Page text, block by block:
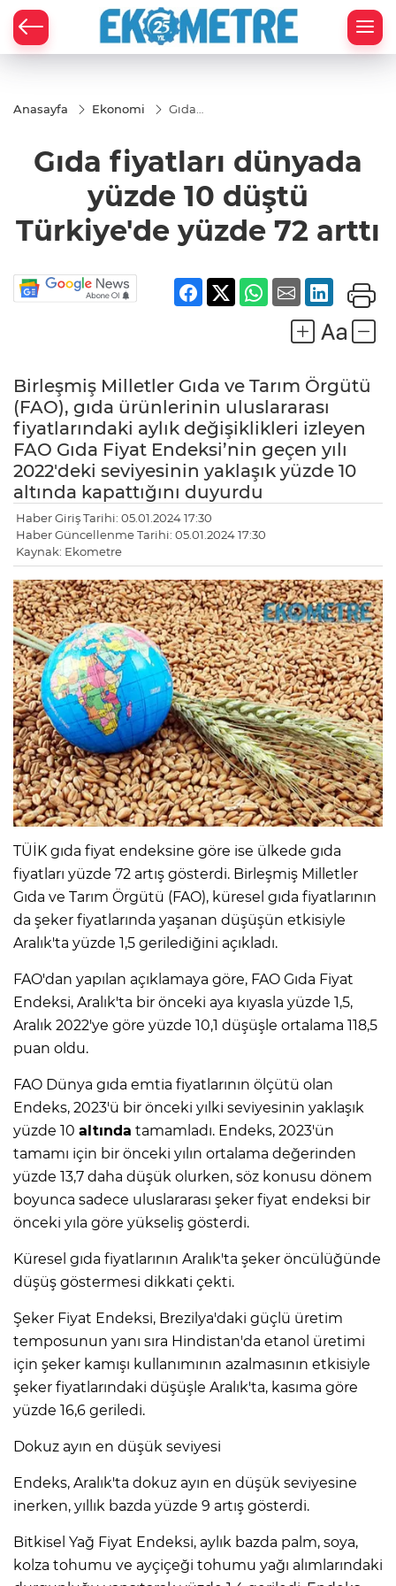
Anasayfa Ekonomi
Gıda
yüzde 10
düştü
yüzde 72
arttı
Gıda fiyatları dünyada
yüzde 10 düştü
Türkiye'de yüzde 72 arttı
Birleşmiş Milletler Gıda ve Tarım Örgütü
(FAO), gıda ürünlerinin uluslararası
fiyatlarındaki aylık değişiklikleri izleyen
FAO Gıda Fiyat Endeksi’nin geçen yılı
2022'deki seviyesinin yaklaşık yüzde 10
altında kapattığını duyurdu
Haber Giriş Tarihi: 05.01.2024 17:30
Haber Güncellenme Tarihi: 05.01.2024 17:30
Kaynak: Ekometre
TÜİK gıda fiyat endeksine göre ise ülkede gıda
fiyatları yüzde 72 artış gösterdi. Birleşmiş Milletler
Gıda ve Tarım Örgütü (FAO), küresel gıda fiyatlarının
da şeker fiyatlarında yaşanan düşüşün etkisiyle
Aralık'ta yüzde 1,5 gerilediğini açıkladı.
FAO'dan yapılan açıklamaya göre, FAO Gıda Fiyat
Endeksi, Aralık'ta bir önceki aya kıyasla yüzde 1,5,
Aralık 2022'ye göre yüzde 10,1 düşüşle ortalama 118,5
puan oldu.
FAO Dünya gıda emtia fiyatlarının ölçütü olan
Endeks, 2023'ü bir önceki yılki seviyesinin yaklaşık
yüzde 10 altında tamamladı. Endeks, 2023'ün
tamamı için bir önceki yılın ortalama değerinden
yüzde 13,7 daha düşük olurken, söz konusu dönem
boyunca sadece uluslararası şeker fiyat endeksi bir
önceki yıla göre yükseliş gösterdi.
Küresel gıda fiyatlarının Aralık'ta şeker öncülüğünde
düşüş göstermesi dikkati çekti.
Şeker Fiyat Endeksi, Brezilya'daki güçlü üretim
temposunun yanı sıra Hindistan'da etanol üretimi
için şeker kamışı kullanımının azalmasının etkisiyle
şeker fiyatlarındaki düşüşle Aralık'ta, kasıma göre
yüzde 16,6 geriledi.
Dokuz ayın en düşük seviyesi
Endeks, Aralık'ta dokuz ayın en düşük seviyesine
inerken, yıllık bazda yüzde 9 artış gösterdi.
Bitkisel Yağ Fiyat Endeksi, aylık bazda palm, soya,
kolza tohumu ve ayçiçeği tohumu yağı alımlarındaki